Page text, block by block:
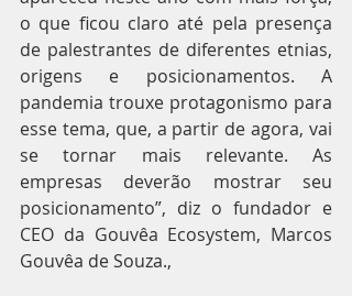
o que ficou claro até pela presença
de palestrantes de diferentes etnias,
origens e posicionamentos. A
pandemia trouxe protagonismo para
esse tema, que, a partir de agora, vai
se tornar mais relevante. As
empresas deverão mostrar seu
posicionamento”, diz o fundador e
CEO da Gouvêa Ecosystem, Marcos
Gouvêa de Souza.,